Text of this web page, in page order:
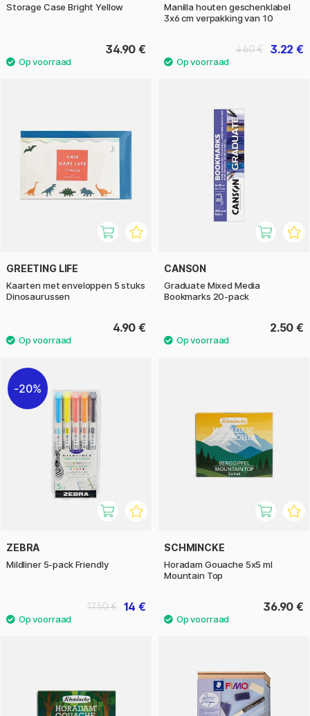
Storage Case Bright Yellow
34.90 €
Manilla houten geschenklabel
3x6 cm verpakking van 10
3.22 €
4.60 €
GREETING LIFE
Kaarten met enveloppen 5 stuks
Dinosaurussen
4.90 €
CANSON
Graduate Mixed Media
Bookmarks 20-pack
2.50 €
20%
ZEBRA
Mildliner 5-pack Friendly
14 €
17.50 €
SCHMINCKE
Horadam Gouache 5x5 ml
Mountain Top
36.90 €